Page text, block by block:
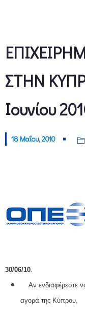
ΣΤΗΝ
Ιουνίου
18 Μαΐου, 2010
30/06/10.
Αν ενδιαφέρεστε
αγορά της Κύπρου,